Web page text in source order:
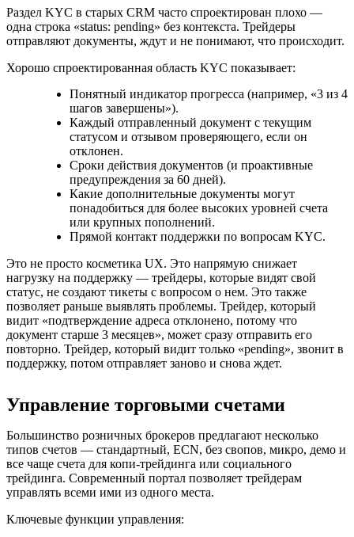
Раздел KYC в старых CRM часто спроектирован плохо —
одна строка «status: pending» без контекста. Трейдеры
отправляют документы, ждут и не понимают, что происходит.
Хорошо спроектированная область KYC показывает:
Понятный индикатор прогресса (например, «3 из 4
шагов завершены»).
Каждый отправленный документ с текущим
статусом и отзывом проверяющего, если он
отклонен.
Сроки действия документов (и проактивные
предупреждения за 60 дней).
Какие дополнительные документы могут
понадобиться для более высоких уровней счета
или крупных пополнений.
Прямой контакт поддержки по вопросам KYC.
Это не просто косметика UX. Это напрямую снижает
нагрузку на поддержку — трейдеры, которые видят свой
статус, не создают тикеты с вопросом о нем. Это также
позволяет раньше выявлять проблемы. Трейдер, который
видит «подтверждение адреса отклонено, потому что
документ старше 3 месяцев», может сразу отправить его
повторно. Трейдер, который видит только «pending», звонит в
поддержку, потом отправляет заново и снова ждет.
Управление торговыми счетами
Большинство розничных брокеров предлагают несколько
типов счетов — стандартный, ECN, без свопов, микро, демо и
все чаще счета для копи-трейдинга или социального
трейдинга. Современный портал позволяет трейдерам
управлять всеми ими из одного места.
Ключевые функции управления: